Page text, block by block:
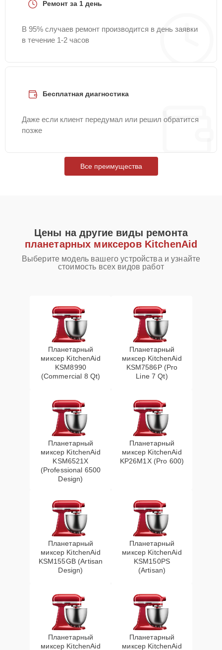
Ремонт за 1 день
В 95% случаев ремонт производится в день заявки
в течение 1-2 часов
Бесплатная диагностика
Даже если клиент передумал или решил обратится
позже
Все преимущества
Цены на другие виды ремонта
планетарных миксеров KitchenAid
Выберите модель вашего устройства и узнайте
стоимость всех видов работ
Планетарный
миксер KitchenAid
KSM8990
(Commercial 8 Qt)
Планетарный
миксер KitchenAid
KSM7586P (Pro
Line 7 Qt)
Планетарный
миксер KitchenAid
KSM6521X
(Professional 6500
Design)
Планетарный
миксер KitchenAid
KP26M1X (Pro 600)
Планетарный
миксер KitchenAid
KSM155GB (Artisan
Design)
Планетарный
миксер KitchenAid
KSM150PS
(Artisan)
Планетарный
миксер KitchenAid
Планетарный
миксер KitchenAid